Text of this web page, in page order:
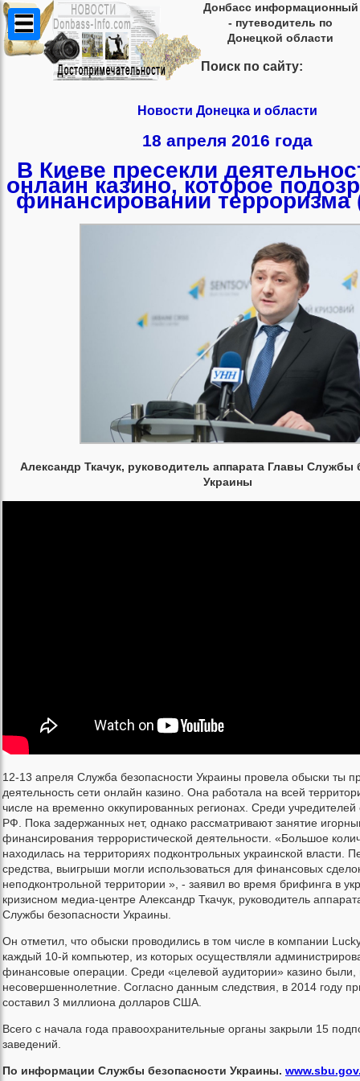
Донбасс информационный
- путеводитель по
Донецкой области
Поиск по сайту:
Новости Донецка и области
18 апреля 2016 года
В Киеве пресекли
онлайн казино, которое
финансировании терроризма
Александр Ткачук, руководитель аппарата Главы Службы
Украины
12-13 апреля Служба безопасности Украины провела обыски ты
деятельность сети онлайн казино. Она работала на всей
числе на временно оккупированных регионах. Среди учредителей
РФ. Пока задержанных нет, однако рассматривают занятие
финансирования террористической деятельности. «Большое
находилась на территориях подконтрольных украинской власти.
средства, выигрыши могли использоваться для финансовых
неподконтрольной территории », - заявил во время брифинга в
кризисном медиа-центре Александр Ткачук, руководитель
Службы безопасности Украины.
Он отметил, что обыски проводились в том числе в компании
каждый 10-й компьютер, из которых осуществляли
финансовые операции. Среди «целевой аудитории» казино были,
несовершеннолетние. Согласно данным следствия, в 2014 году
составил 3 миллиона долларов США.
Всего с начала года правоохранительные органы закрыли 15
заведений.
По информации Службы безопасности Украины.